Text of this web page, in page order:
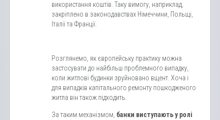
використання коштів. Таку вимогу, наприклад,
закріплено в законодавствах Німеччини, Польщі,
Італії та Франції.
Розглянемо, як європейську практику можна
застосувати до найбільш проблемного випадку,
коли житлові будинки зруйновано вщент. Хоча і
для випадків капітального ремонту пошкодженого
житла він також підходить.
За таким механізмом, банки виступають у ролі